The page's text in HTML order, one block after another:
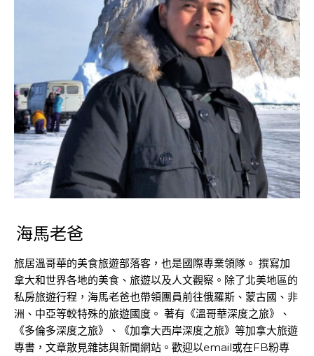
海馬老爸
旅居溫哥華的美食旅遊部落客，也是國際專業領隊。 撰寫加
拿大和世界各地的美食、旅遊以及人文觀察。除了北美地區的
私房旅遊行程，海馬老爸也帶領團員前往俄羅斯、蒙古國、非
洲、中亞等較特殊的旅遊國度。 著有《溫哥華深度之旅》、
《多倫多深度之旅》、《加拿大西岸深度之旅》等加拿大旅遊
專書，文章散見雜誌與新聞網站。歡迎以email或在FB粉專